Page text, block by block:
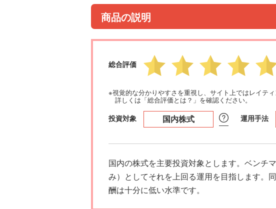
商品の説明
総合評価
※視覚的な分かりやすさを重視し、サイト上ではレイティ
詳しくは「総合評価とは？」を確認ください。
投資対象 国内株式 運用手法
国内の株式を主要投資対象とします。ベンチ
み）としてそれを上回る運用を目指します。
酬は十分に低い水準です。